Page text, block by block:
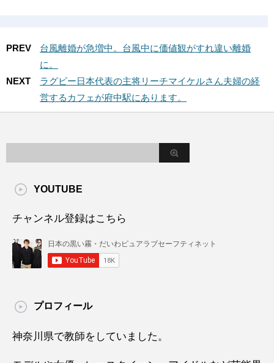
PREV
台風離婚が急増中。台風中に価値観がすれ違い離婚
に。
NEXT
ラグビー日本代表の主将リーチマイケルさん夫婦の経
営するカフェが府中駅にあります。
YOUTUBE
チャンネル登録はこちら
プロフィール
神奈川県で教師をしていました。